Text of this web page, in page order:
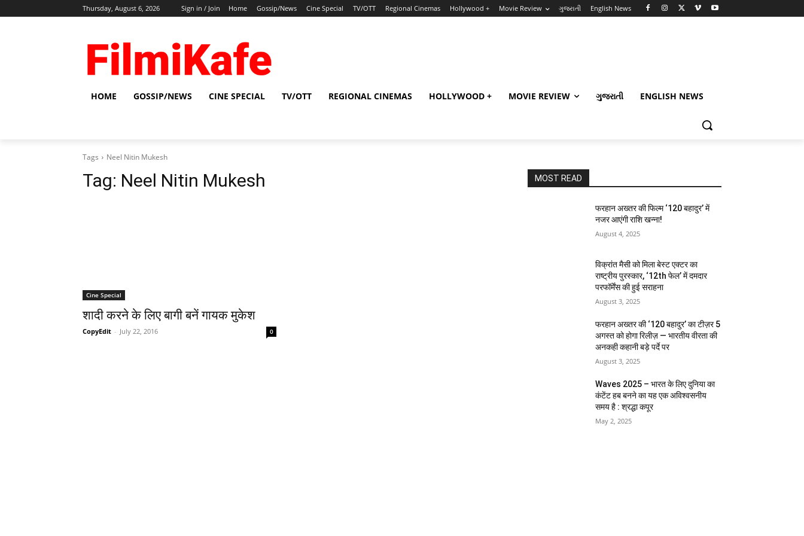
Thursday, August 6, 2026 Sign in / Join Home Gossip/News Cine Special TV/OTT Regional Cinemas Hollywood + Movie Review ગુજરાતી English News
HOME GOSSIP/NEWS CINE SPECIAL TV/OTT REGIONAL CINEMAS HOLLYWOOD + MOVIE REVIEW ગુજરાતી ENGLISH NEWS
Tags Neel Nitin Mukesh
Tag: Neel Nitin Mukesh
Cine Special
शादी करने के लिए बागी बनें गायक मुकेश
CopyEdit - July 22, 2016 0
MOST READ
फरहान अख्तर की फिल्म ‘120 बहादुर’ में
नजर आएंगी राशि खन्ना!
August 4, 2025
विक्रांत मैसी को मिला बेस्ट एक्टर का
राष्ट्रीय पुरस्कार, ‘12th फेल’ में दमदार
परफॉर्मेंस की हुई सराहना
August 3, 2025
फरहान अख्तर की ‘120 बहादुर’ का टीज़र 5
अगस्त को होगा रिलीज़ — भारतीय वीरता की
अनकही कहानी बड़े पर्दे पर
August 3, 2025
Waves 2025 – भारत के लिए दुनिया का
कंटेंट हब बनने का यह एक अविश्वसनीय
समय है : श्रद्धा कपूर
May 2, 2025